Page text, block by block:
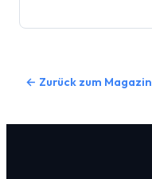
← Zurück zum Magazin